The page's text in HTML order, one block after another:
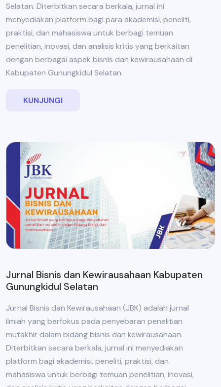
Selatan. Diterbitkan secara berkala, jurnal ini
menyediakan platform bagi para akademisi, peneliti,
praktisi, dan mahasiswa untuk berbagi temuan
penelitian, inovasi, dan analisis kritis yang berkaitan
dengan berbagai aspek bisnis dan kewirausahaan di
Kabupaten Gunungkidul Selatan.
KUNJUNGI
Jurnal Bisnis dan Kewirausahaan Kabupaten
Gunungkidul Selatan
Jurnal Bisnis dan Kewirausahaan (JBK) adalah jurnal
ilmiah yang berfokus pada penyebaran penelitian
mutakhir dalam bidang bisnis dan kewirausahaan.
Diterbitkan secara berkala, jurnal ini menyediakan
platform bagi akademisi, peneliti, praktisi, dan
mahasiswa untuk berbagi temuan penelitian, inovasi,